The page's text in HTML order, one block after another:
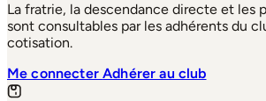
La fratrie, la descendance directe et les
sont consultables par les adhérents du
cotisation.
Me connecterAdhérer au club